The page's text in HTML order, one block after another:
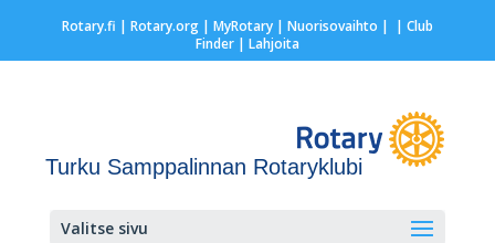
Rotary.fi | Rotary.org| MyRotary | Nuorisovaihto | | Club
Finder| Lahjoita
Turku Samppalinnan Rotaryklubi
Valitse sivu